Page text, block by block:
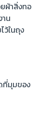
ผ้าสิ่งทอ
น
ว้ในถุง
ที่มุมของ